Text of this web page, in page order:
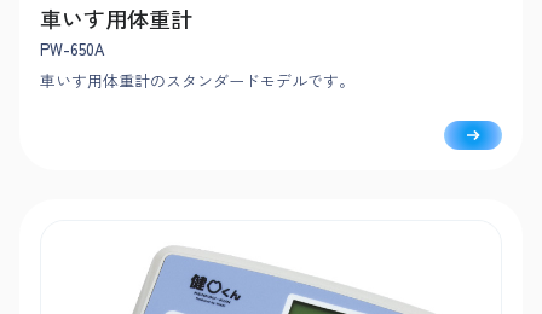
車いす用体重計
PW-650A
車いす用体重計のスタンダードモデルです。